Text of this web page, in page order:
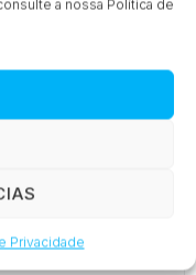
a nossa Política de
Privacidade